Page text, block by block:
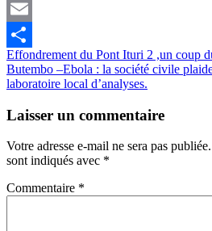
Mastodon
Email
Partager
Navigation
de
Effondrement du Pont Ituri 2 ,un coup
Butembo –Ebola : la société civile
laboratoire local d’analyses.
Laisser un commentaire
Votre adresse e-mail ne sera pas publiée.
sont indiqués avec *
Commentaire *